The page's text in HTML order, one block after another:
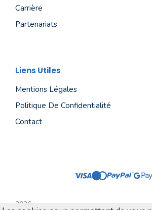
Carrière
Partenariats
Liens Utiles
Mentions Légales
Politique De Confidentialité
Contact
2026